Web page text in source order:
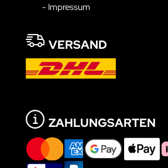
- Impressum
VERSAND
ZAHLUNGSARTEN